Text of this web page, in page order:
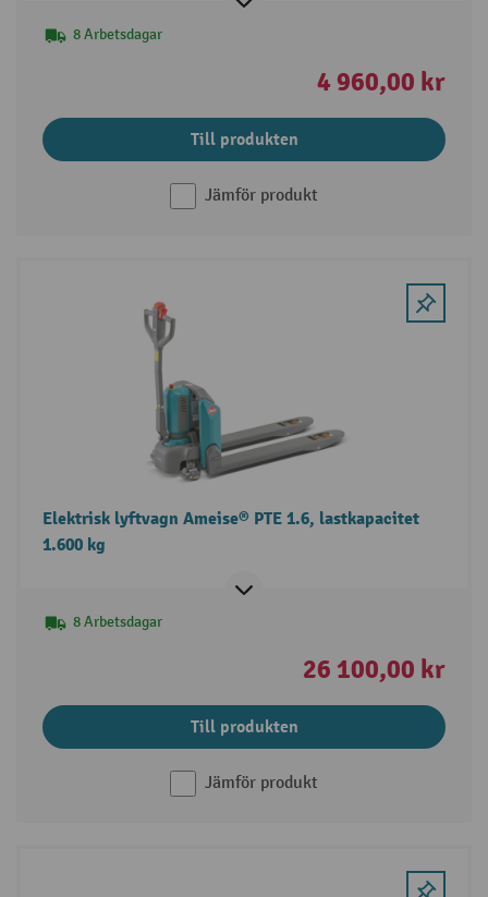
8 Arbetsdagar
4 960,00 kr
Till produkten
Jämför produkt
Elektrisk lyftvagn Ameise® PTE 1.6, lastkapacitet
1.600 kg
8 Arbetsdagar
26 100,00 kr
Till produkten
Jämför produkt